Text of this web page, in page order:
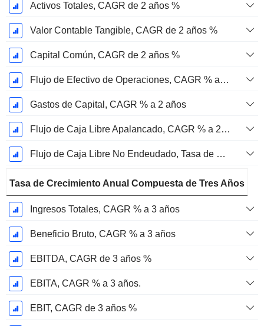
Activos Totales, CAGR de 2 años %
Valor Contable Tangible, CAGR de 2 años %
Capital Común, CAGR de 2 años %
Flujo de Efectivo de Operaciones, CAGR % a 2 años
Gastos de Capital, CAGR % a 2 años
Flujo de Caja Libre Apalancado, CAGR % a 2 años
Flujo de Caja Libre No Endeudado, Tasa de Crecimiento Anual Compuesta de 2 Años %
Tasa de Crecimiento Anual Compuesta de Tres Años
Ingresos Totales, CAGR % a 3 años
Beneficio Bruto, CAGR % a 3 años
EBITDA, CAGR de 3 años %
EBITA, CAGR % a 3 años.
EBIT, CAGR de 3 años %